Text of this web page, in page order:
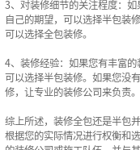
3、对装修细节的关注程度：
自己的期望，可以选择半包装
可以选择全包装修。
4、装修经验：如果您有丰富的
可以选择半包装修。如果您没
修，让专业的装修公司来负责。
综上所述，装修全包还是半包
根据您的实际情况进行权衡和